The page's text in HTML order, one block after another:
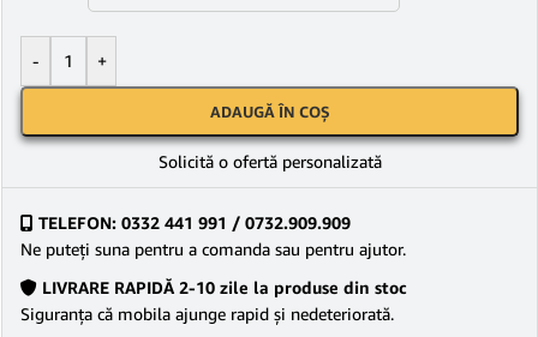
- +
ADAUGĂ ÎN COȘ
Solicită o ofertă personalizată
TELEFON: 0332 441 991 / 0732.909.909
Ne puteţi suna pentru a comanda sau pentru ajutor.
LIVRARE RAPIDĂ 2-10 zile la produse din stoc
Siguranţa că mobila ajunge rapid şi nedeteriorată.